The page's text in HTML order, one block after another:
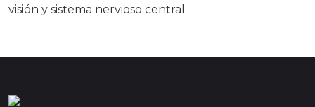
visión y sistema nervioso central.